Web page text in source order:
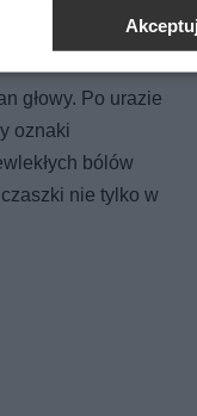
głowy. Po urazie
oznaki
bólów
nie tylko w